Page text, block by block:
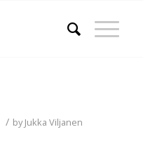
/ byJukka Viljanen